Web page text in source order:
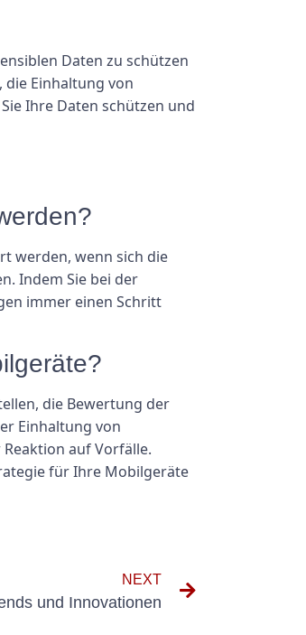
Daten zu schützen
die Einhaltung von
Ihre Daten schützen und
werden, wenn sich die
Indem Sie bei der
immer einen Schritt
die Bewertung der
Einhaltung von
auf Vorfälle.
für Ihre Mobilgeräte
NEXT
und Innovationen